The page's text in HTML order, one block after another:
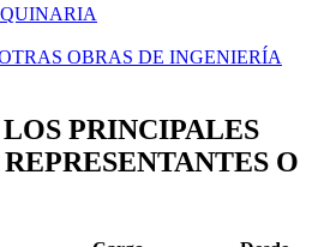
OBRAS DE INGENIERÍA
PRINCIPALES
O